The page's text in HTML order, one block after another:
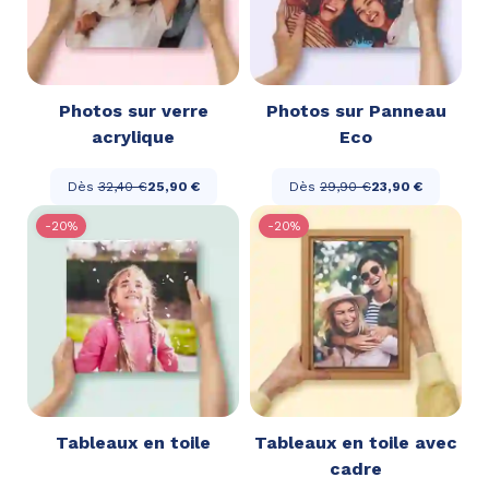
Photos sur verre
acrylique
Dès32,40 €25,90 €
Photos sur Panneau
Eco
Dès 29,90 €23,90 €
-20%
Tableaux en toile
-20%
Tableaux en toile avec
cadre